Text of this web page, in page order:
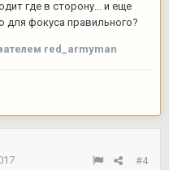
где в сторону... и еще
для фокуса правильного?
red_armyman
#4